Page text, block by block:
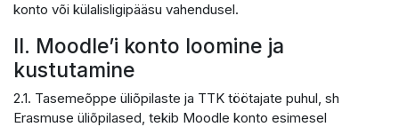
konto või külalisligipääsu vahendusel.
II. Moodle’i konto loomine ja
kustutamine
2.1. Tasemeõppe üliõpilaste ja TTK töötajate puhul, sh
Erasmuse üliõpilased, tekib Moodle konto esimesel